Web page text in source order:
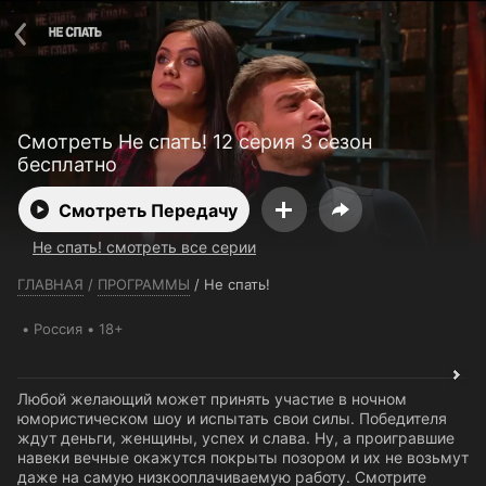
Смотреть Не спать! 12 серия 3 сезон
бесплатно
Смотреть Передачу
Не спать! смотреть все серии
ГЛАВНАЯ / ПРОГРАММЫ / Не спать!
Россия 18+
Любой желающий может принять участие в ночном
юмористическом шоу и испытать свои силы. Победителя
ждут деньги, женщины, успех и слава. Ну, а проигравшие
навеки вечные окажутся покрыты позором и их не возьмут
даже на самую низкооплачиваемую работу. Смотрите
Телефон поддержки: +7 (727) 323 10 92
Пользовательское соглашение
Политика конфиденциальности
Открыть приложение